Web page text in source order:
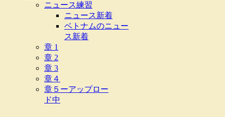
ニュース練習
ニュース新着
ベトナムのニュー
ス新着
章 1
章 2
章 3
章４
章５ーアップロー
ド中